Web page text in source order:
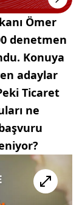
Ömer
denetmen
Konuya
adaylar
Ticaret
ne